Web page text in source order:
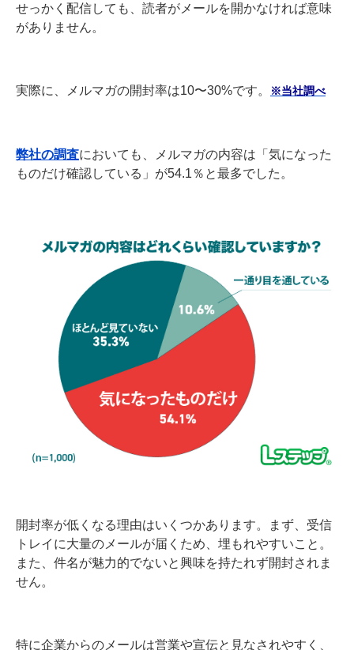
せっかく配信しても、読者がメールを開かなければ意味
がありません。
実際に、メルマガの開封率は10〜30%です。 ※当社調べ
弊社の調査においても、メルマガの内容は「気になった
ものだけ確認している」が54.1％と最多でした。
開封率が低くなる理由はいくつかあります。まず、受信
トレイに大量のメールが届くため、埋もれやすいこと。
また、件名が魅力的でないと興味を持たれず開封されま
せん。
特に企業からのメールは営業や宣伝と見なされやすく、